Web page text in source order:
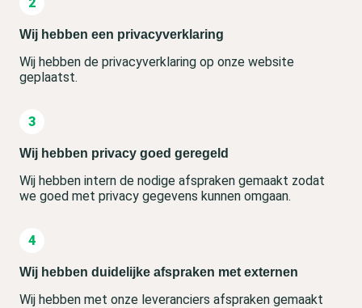
Wij hebben een privacyverklaring
Wij hebben de privacyverklaring op onze website
geplaatst.
Wij hebben privacy goed geregeld
Wij hebben intern de nodige afspraken gemaakt zodat
we goed met privacy gegevens kunnen omgaan.
Wij hebben duidelijke afspraken met externen
Wij hebben met onze leveranciers afspraken gemaakt